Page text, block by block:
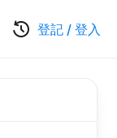
登記 / 登入